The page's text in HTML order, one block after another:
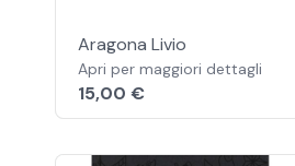
Aragona Livio
Apri per maggiori dettagli
15,00 €